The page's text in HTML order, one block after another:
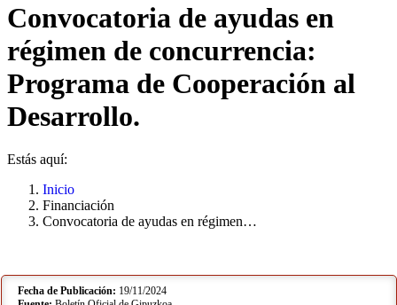
Convocatoria de ayudas en
régimen de concurrencia:
Programa de Cooperación al
Desarrollo.
Estás aquí:
Inicio
Financiación
Convocatoria de ayudas en régimen…
Fecha de Publicación: 19/11/2024